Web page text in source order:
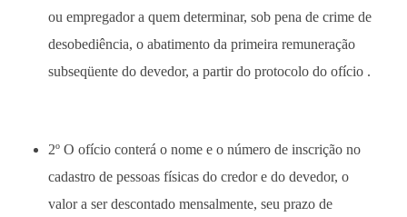
ou empregador a quem determinar, sob pena de crime de
desobediência, o abatimento da primeira remuneração
subseqüente do devedor, a partir do protocolo do ofício .
2º O ofício conterá o nome e o número de inscrição no
cadastro de pessoas físicas do credor e do devedor, o
valor a ser descontado mensalmente, seu prazo de